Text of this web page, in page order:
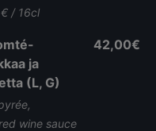
/ 16cl
ja
(L, G)
wine sauce
42,00€